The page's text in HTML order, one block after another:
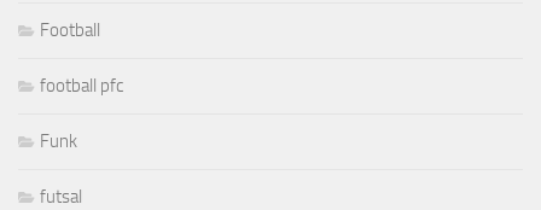
Football
football pfc
Funk
futsal